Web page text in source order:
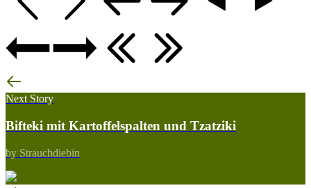
Next Story
Bifteki mit Kartoffelspalten und Tzatziki
by Strauchdiebin